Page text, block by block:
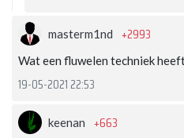
masterm1nd +2993
Wat een fluwelen techniek
19-05-2021 22:53
keenan +663